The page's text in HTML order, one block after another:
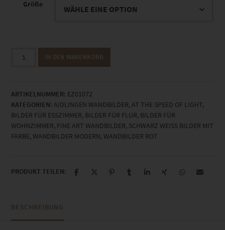
Größe
Aidlingen
Speed
of
Light
Menge
IN DEN WARENKORB
ARTIKELNUMMER: EZ01072
KATEGORIEN: AIDLINGEN WANDBILDER,AT THE SPEED OF LIGHT,
BILDER FÜR ESSZIMMER, BILDER FÜR FLUR, BILDER FÜR
WOHNZIMMER, FINE ART WANDBILDER, SCHWARZ WEISS BILDER MIT F
ARBE , WANDBILDER MODERN, WANDBILDER ROT
PRODUKT TEILEN:
BESCHREIBUNG